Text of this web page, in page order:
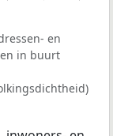
en
in buurt